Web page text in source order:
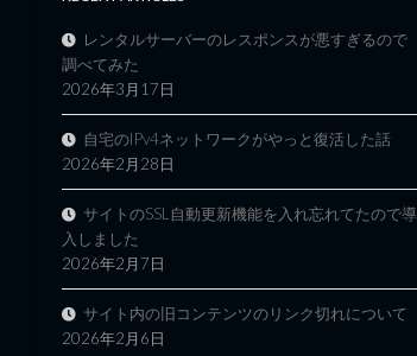
レンタルサーバーのレスポンスが悪すぎるので
調べてみた
2026年3月17日
自宅のIPv4ネットワークがやっと復活した話
2026年2月28日
サイトのSSL自動更新機能を入れ忘れてたので導
入しました
2026年2月7日
サイト内の旧コンテンツのリンク切れについて
2026年2月6日